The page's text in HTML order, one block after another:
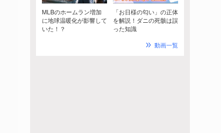
MLBのホームラン増加
に地球温暖化が影響して
いた！？
「お日様の匂い」の正体
を解説！ダニの死骸は誤
った知識
動画一覧